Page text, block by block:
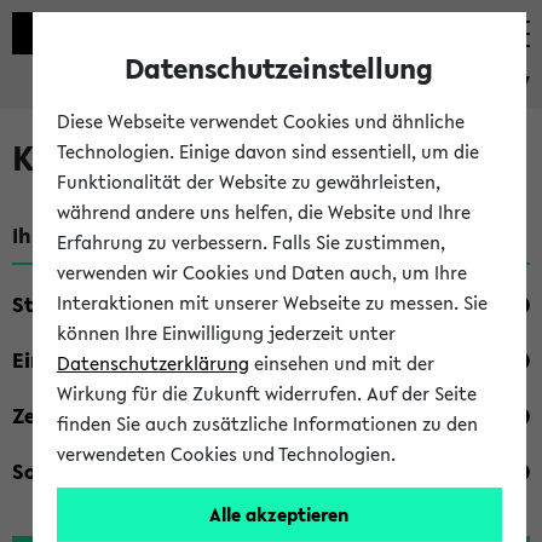
eKVV
Kombisuche im eKVV
Ihre Suchkriterien:
Studienfach
Einrichtung
Zeiten
Sonstiges
Datenschutzeinstellung
Diese Webseite verwendet Cookies und ähnliche
Technologien. Einige davon sind essentiell, um die
Funktionalität der Website zu gewährleisten,
während andere uns helfen, die Website und Ihre
Erfahrung zu verbessern. Falls Sie zustimmen,
verwenden wir Cookies und Daten auch, um Ihre
Interaktionen mit unserer Webseite zu messen. Sie
können Ihre Einwilligung jederzeit unter
Datenschutzerklärung einsehen und mit der
Wirkung für die Zukunft widerrufen. Auf der Seite
finden Sie auch zusätzliche Informationen zu den
verwendeten Cookies und Technologien.
Alle akzeptieren